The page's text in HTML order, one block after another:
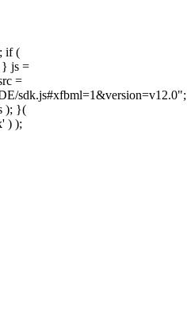
if (
} js =
=
sdk.js#xfbml=1&version=v12.0";
); }(
) );